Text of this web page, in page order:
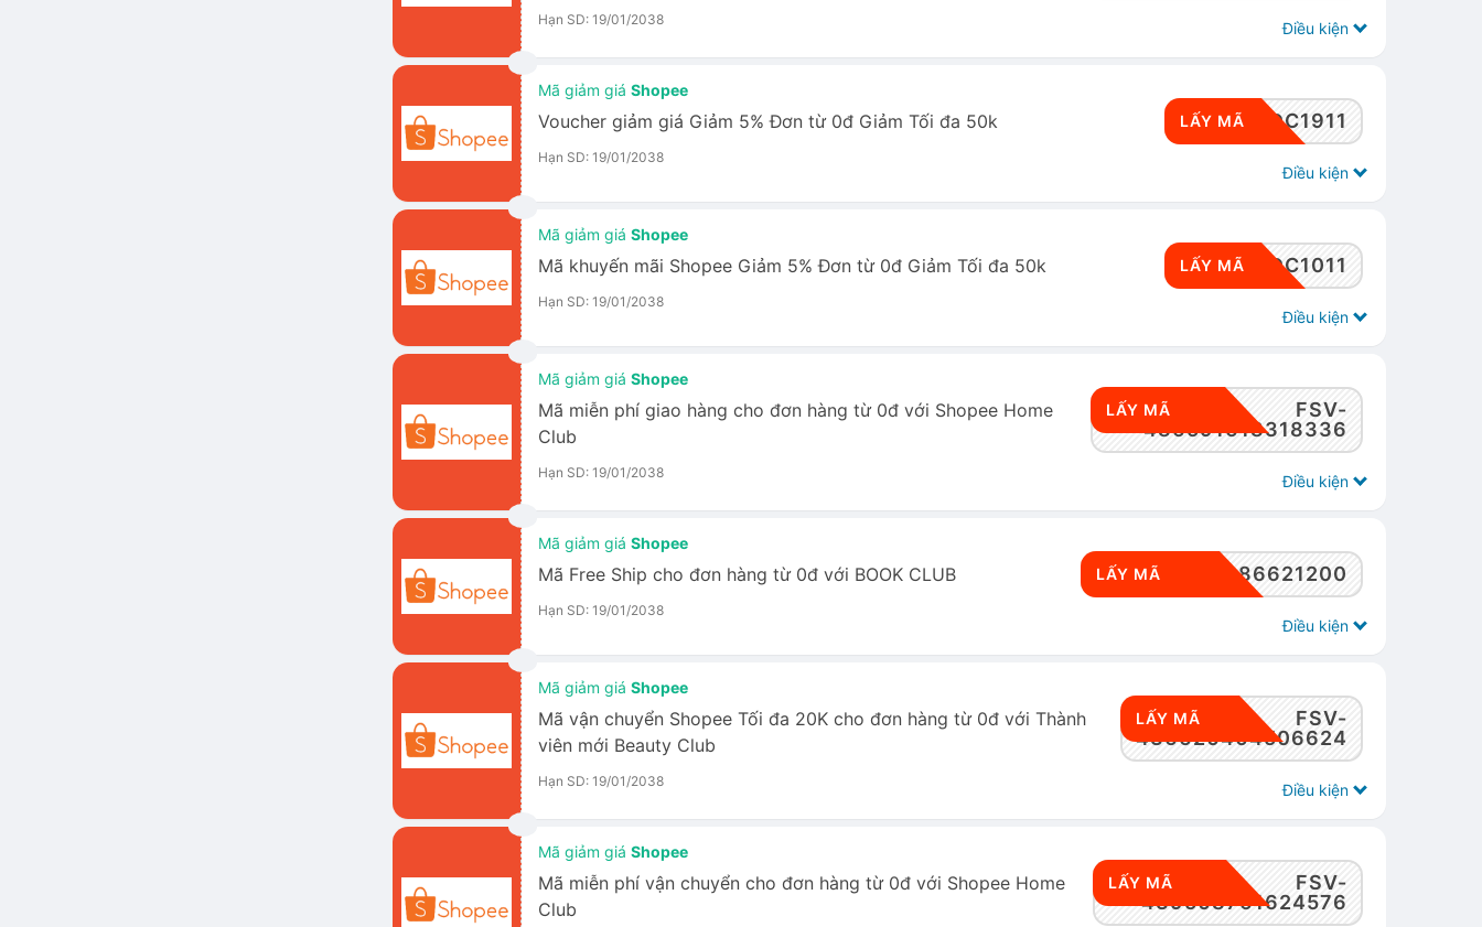
Hạn SD: 19/01/2038 Điều kiện
Mã giảm giáShopee
Voucher giảm giá Giảm 5% Đơn từ 0đ Giảm Tối đa 50k
Hạn SD: 19/01/2038
RWSDC1911
LẤY MÃ
Điều kiện
Mã giảm giáShopee
Mã khuyến mãi Shopee Giảm 5% Đơn từ 0đ Giảm Tối đa 50k
Hạn SD: 19/01/2038
RWSDC1011
LẤY MÃ
Điều kiện
Mã giảm giáShopee
Mã miễn phí giao hàng cho đơn hàng từ 0đ với Shopee Home
Club
Hạn SD: 19/01/2038
FSV-
486591618318336
LẤY MÃ
Điều kiện
Mã giảm giáShopee
Mã Free Ship cho đơn hàng từ 0đ với BOOK CLUB
Hạn SD: 19/01/2038
FSV-461811686621200
LẤY MÃ
Điều kiện
Mã giảm giáShopee
Mã vận chuyển Shopee Tối đa 20K cho đơn hàng từ 0đ với Thành
viên mới Beauty Club
Hạn SD: 19/01/2038
FSV-
436620404506624
LẤY MÃ
Điều kiện
Mã giảm giáShopee
Mã miễn phí vận chuyển cho đơn hàng từ 0đ với Shopee Home
Club
FSV-
439508761624576
LẤY MÃ